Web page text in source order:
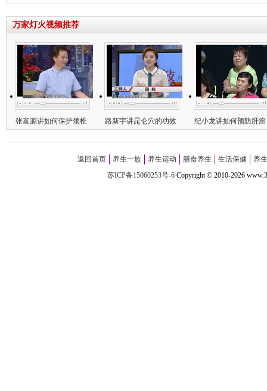
万家灯火视频推荐
张富源讲如何保护颈椎 路新宇讲昆仑穴的功效 纪小龙讲如何预防肝癌
返回首页 养生一族 养生运动 膳食养生 生活保健
养
苏ICP备15060253号-6Copyright©2010-2026